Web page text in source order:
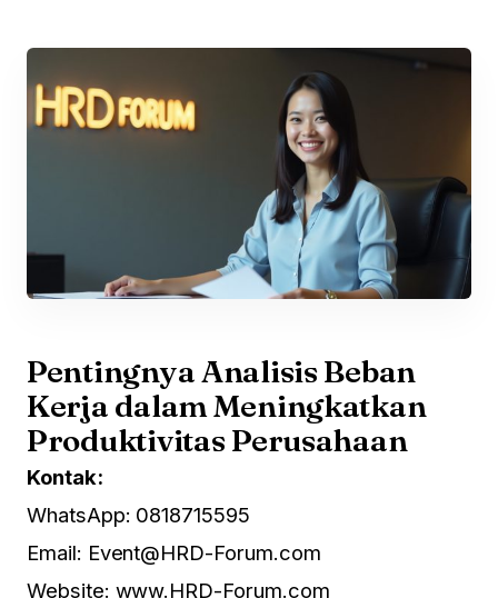
Pentingnya Analisis Beban
Kerja dalam Meningkatkan
Produktivitas Perusahaan
Kontak:
WhatsApp: 0818715595
Email: Event@HRD-Forum.com
Website: www.HRD-Forum.com